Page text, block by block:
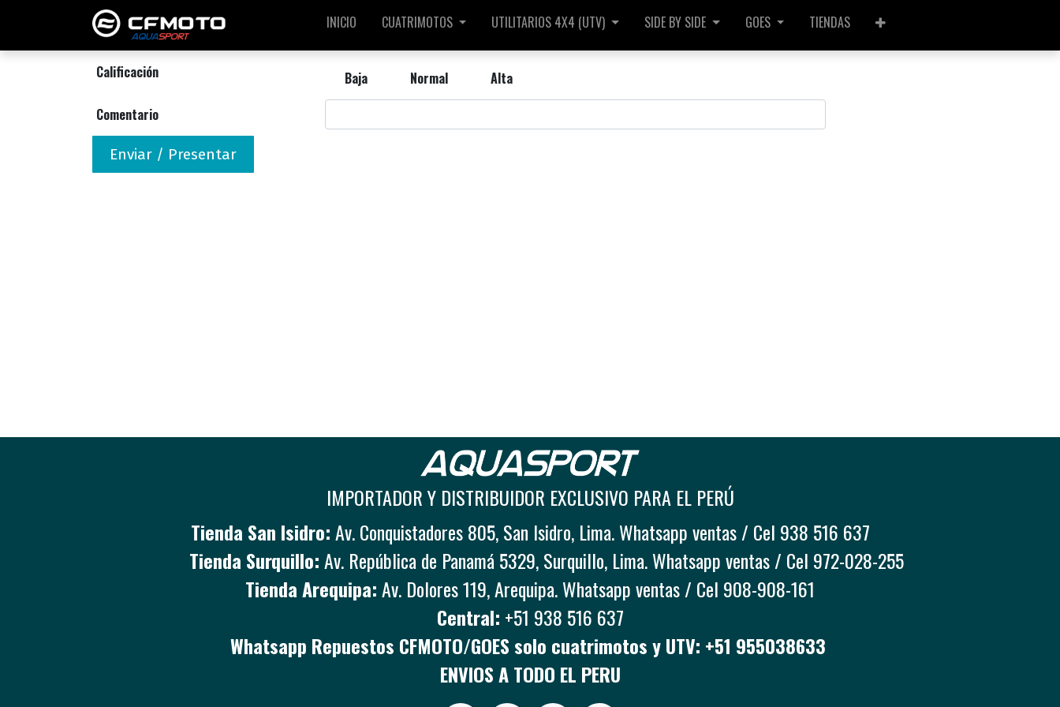
INICIO CUATRIMOTOS UTILITARIOS 4X4 (UTV) SIDE BY SIDE GOES TIENDAS
Calificación Baja Normal
Alta
Comentario
Enviar / Presentar
IMPORTADOR Y DISTRIBUIDOR EXCLUSIVO PARA EL PERÚ
Tienda San Isidro:Av. Conquistadores 805, San Isidro, Lima. Whatsapp ventas / Cel 938 516 637
Tienda Surquillo:Av. República de Panamá 5329, Surquillo, Lima. Whatsapp ventas / Cel 972-028-255
Tienda Arequipa:Av. Dolores 119, Arequipa. Whatsapp ventas / Cel 908-908-161
Central: +51 938 516 637
Whatsapp Repuestos CFMOTO/GOES solo cuatrimotos y UTV: +51 955038633
ENVIOS A TODO EL PERU